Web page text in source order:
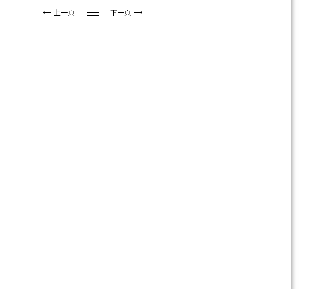
上一頁 下一頁